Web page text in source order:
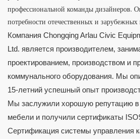
профессиональной команды дизайнеров.
потребности отечественных и зарубежных
Компания Chongqing Arlau Civic
Ltd. является производителем,
проектированием, производством и
коммунального оборудования. Мы
15-летний успешный опыт
Мы заслужили хорошую репутацию в
мебели и получили сертификаты
Сертификация системы управления